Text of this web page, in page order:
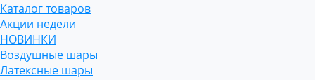
Каталог товаров
Акции недели
НОВИНКИ
Воздушные шары
Латексные шары